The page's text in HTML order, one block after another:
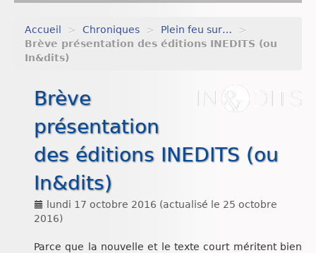
Concours de nouvelles
Nouvelles à lire
L’équipe de ND
Chroniques
Accueil > Chroniques > Plein feu sur…
>
Brève présentation des éditions INEDITS (ou
In&dits)
Brève
présentation
des éditions INEDITS (ou
In&dits)
lundi 17 octobre 2016 (actualisé le 25 octobre
2016)
Parce que la nouvelle et le texte court méritent bien